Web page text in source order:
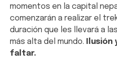
momentos en la capital
comenzarán a realizar el
duración que les llevará a
más alta del mundo. Ilusión
faltar.